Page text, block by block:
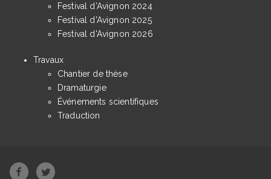
Festival d'Avignon 2024
Festival d'Avignon 2025
Festival d'Avignon 2026
Travaux
Chantier de thèse
Dramaturgie
Événements scientifiques
Traduction